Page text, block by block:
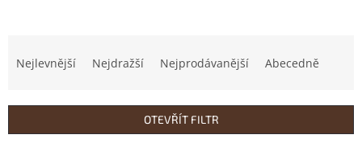
í
Nejlevnější Nejdražší Nejprodávanější Abecedně
OTEVŘÍT FILTR